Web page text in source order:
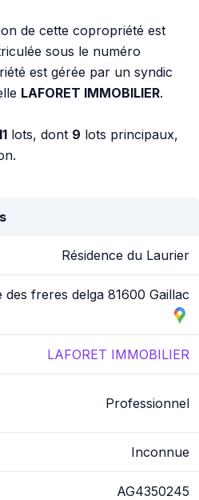
de cette copropriété est
sous le numéro
est gérée par un syndic
LAFORET IMMOBILIER.
lots, dont 9 lots principaux,
Résidence du Laurier
des freres delga 81600 Gaillac
LAFORET IMMOBILIER
Professionnel
Inconnue
AG4350245